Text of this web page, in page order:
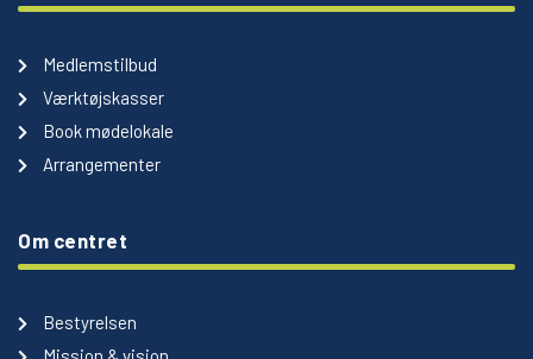
Medlemstilbud
Værktøjskasser
Book mødelokale
Arrangementer
Om centret
Bestyrelsen